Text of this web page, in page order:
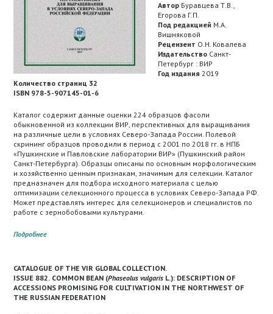
Автор Буравцева Т.В.,
Егорова Г.П.
Под редакцией М.А.
Вишняковой
Рецензент О.Н. Ковалева
Издательство Санкт-
Петербург : ВИР
Год издания 2019
Количество страниц 32
ISBN 978-5-907145-01-6
Каталог содержит данные оценки 224 образцов фасоли
обыкновенной из коллекции ВИР, перспективных для выращивания
на различные цели в условиях Северо-Запада России. Полевой
скрининг образцов проводили в период с 2001 по 2018 гг. в НПБ
«Пушкинские и Павловские лаборатории ВИР» (Пушкинский район
Санкт-Петербурга). Образцы описаны по основным морфологическим
и хозяйственно ценным признакам, значимым для селекции. Каталог
предназначен для подбора исходного материала с целью
оптимизации селекционного процесса в условиях Северо-Запада РФ.
Может представлять интерес для селекционеров и специалистов по
работе с зернобобовыми культурами.
Подробнее
CATALOGUE OF THE VIR GLOBAL COLLECTION.
ISSUE 882. COMMON BEAN (Phaseolus vulgaris L.): DESCRIPTION OF
ACCESSIONS PROMISING FOR CULTIVATION IN THE NORTHWEST OF
THE RUSSIAN FEDERATION